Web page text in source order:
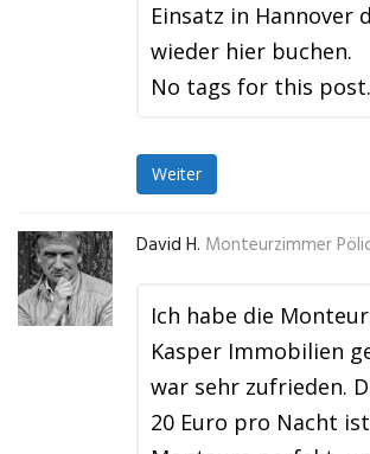
Einsatz in Hannover
wieder hier buchen.
No tags for this post.
Weiter
David H. Monteurzimmer
Ich habe die
Kasper Immobilien
war sehr zufrieden.
20 Euro pro Nacht